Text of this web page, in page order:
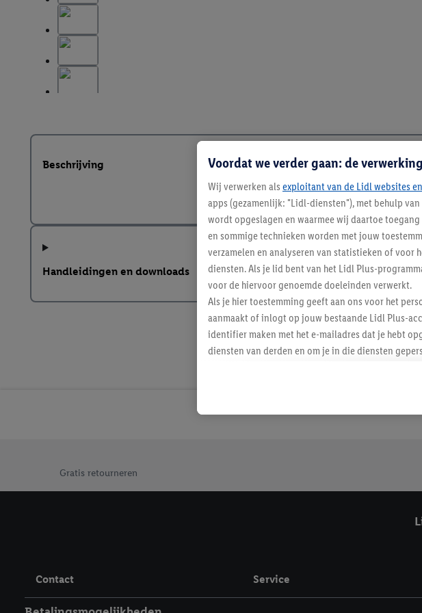
Beschrijving
Handleidingen en downloads
Gratis retourneren
Contact Service
Voordat we verder gaan: de
Wij verwerken als exploitant van de Lidl websites
apps (gezamenlijk: "Lidl-diensten"), met behulp
wordt opgeslagen en waarmee wij daartoe
en sommige technieken worden met jouw
verzamelen en analyseren van statistieken of voor
diensten. Als je lid bent van het Lidl Plus-
voor de hiervoor genoemde doeleinden verwerkt.
Als je hier toestemming geeft aan ons voor het
aanmaakt of inlogt op jouw bestaande Lidl Plus-
identifier maken met het e-mailadres dat je hebt
diensten van derden en om je in die diensten
Als je hiervoor toestemming geeft, dan kunnen
eerder interesse hebt getoond (bijvoorbeeld door
verwerkingsdoeleinden je instemt. Verder kan je
Door te klikken op "Weigeren", kies je voor de
inclusief over de opslagperiode van de gegevens
trekken, vind je in onzeprivacyverklaring.Je vindt